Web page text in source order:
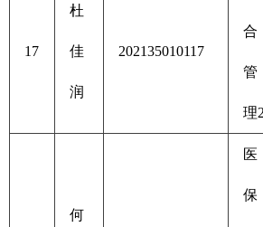
17
杜
佳
润
202135010117
合
管
理
何
医
保